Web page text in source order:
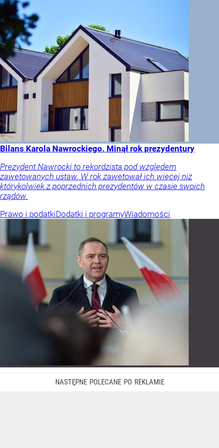
Bilans Karola Nawrockiego. Minął rok prezydentury
Prezydent Nawrocki to rekordzista pod względem
zawetowanych ustaw. W rok zawetował ich więcej niż
którykolwiek z poprzednich prezydentów w czasie swoich
rządów.
Prawo i podatkiDodatki i programyWiadomości